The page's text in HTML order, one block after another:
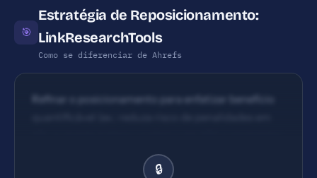
🎯
Estratégia de Reposicionamento:
LinkResearchTools
Como se diferenciar de Ahrefs
Refinar o posicionamento para enfatizar benefício
caso de uso mínimo viável já na hero section.
🔒